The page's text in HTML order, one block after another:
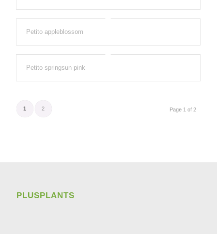
Petito appleblossom
Petito springsun pink
Page 1 of 2
1 2
PLUSPLANTS